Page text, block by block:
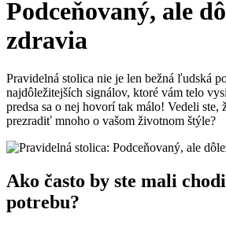
Podceňovaný, ale
zdravia
Pravidelná stolica nie je len bežná ľudská
najdôležitejších signálov, ktoré vám telo
predsa sa o nej hovorí tak málo! Vedeli ste,
prezradiť mnoho o vašom životnom štýle?
Ako často by ste mali
potrebu?